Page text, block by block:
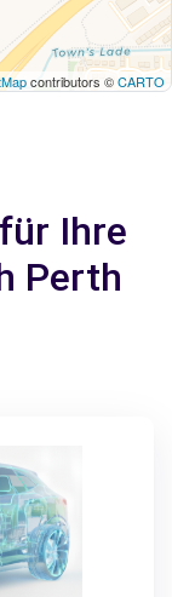
contributors ©CARTO
Ihre
Perth